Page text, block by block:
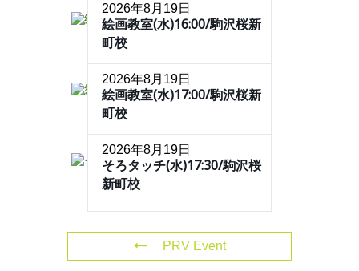
2026年8月19日
絵画教室(水)16:00/駒沢桜新
町校
2026年8月19日
絵画教室(水)17:00/駒沢桜新
町校
2026年8月19日
そろタッチ(水)17:30/駒沢桜
新町校
PRV Event